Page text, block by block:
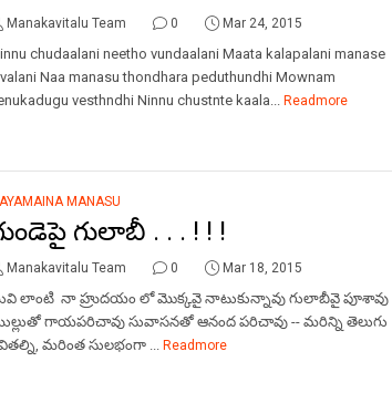
Manakavitalu Team 0 Mar 24, 2015
chudaalani neetho vundaalani Maata kalapalani manase
Naa manasu thondhara peduthundhi Mownam
vesthndhi Ninnu chustnte kaala... Readmore
MANASU
గులాబీ . . . ! ! !
Manakavitalu Team 0 Mar 18, 2015
లాంటి నా హ్రుదయం లో మొక్కవై నాటుకున్నావు గులాబీవై పూశావు
గాయపరిచావు సువాసనతో ఆనంద పరిచావు -- మరిన్ని తెలుగు
మరింత సులభంగా ... Readmore